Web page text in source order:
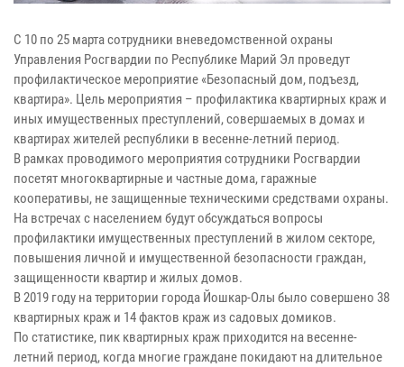
С 10 по 25 марта сотрудники вневедомственной охраны
Управления Росгвардии по Республике Марий Эл проведут
профилактическое мероприятие «Безопасный дом, подъезд,
квартира». Цель мероприятия – профилактика квартирных краж и
иных имущественных преступлений, совершаемых в домах и
квартирах жителей республики в весенне-летний период.
В рамках проводимого мероприятия сотрудники Росгвардии
посетят многоквартирные и частные дома, гаражные
кооперативы, не защищенные техническими средствами охраны.
На встречах с населением будут обсуждаться вопросы
профилактики имущественных преступлений в жилом секторе,
повышения личной и имущественной безопасности граждан,
защищенности квартир и жилых домов.
В 2019 году на территории города Йошкар-Олы было совершено 38
квартирных краж и 14 фактов краж из садовых домиков.
По статистике, пик квартирных краж приходится на весенне-
летний период, когда многие граждане покидают на длительное